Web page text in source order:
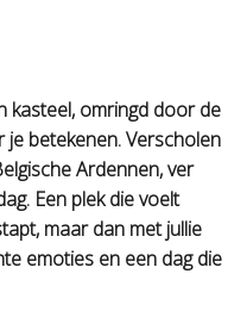
kasteel, omringd door de
betekenen. Verscholen
Ardennen, ver
Een plek die voelt
maar dan met jullie
emoties en een dag die